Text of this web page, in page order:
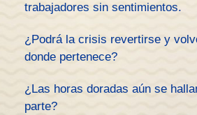
trabajadores sin sentimientos.
¿Podrá la crisis revertirse y
donde pertenece?
¿Las horas doradas aún se
parte?